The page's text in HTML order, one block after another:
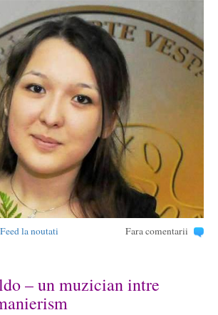
la noutati Fara comentarii
– un muzician intre